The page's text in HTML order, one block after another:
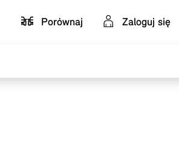
Porównaj
Zaloguj się